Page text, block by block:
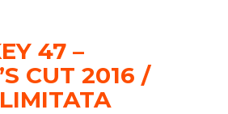
47 –
CUT 2016 /